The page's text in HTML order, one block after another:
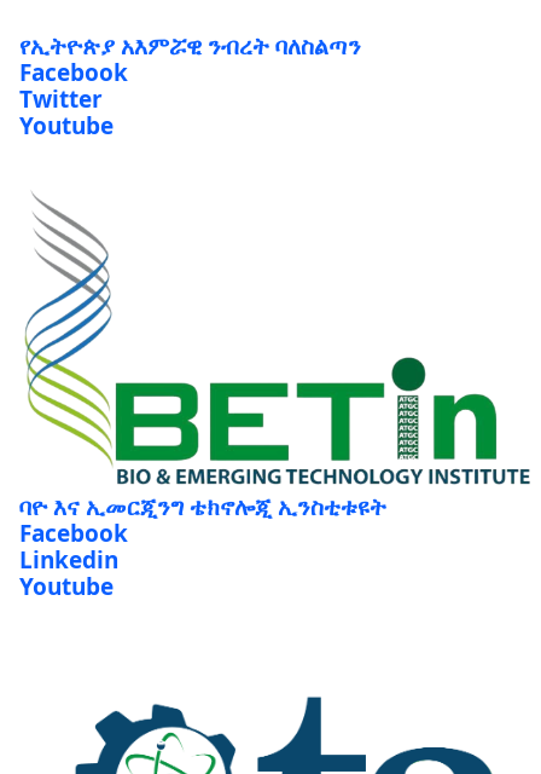
የኢትዮጵያ አእምሯዊ ንብረት ባለስልጣን
Facebook
Twitter
Youtube
ባዮ እና ኢመርጂንግ ቴክኖሎጂ ኢንስቲቱዩት
Facebook
Linkedin
Youtube